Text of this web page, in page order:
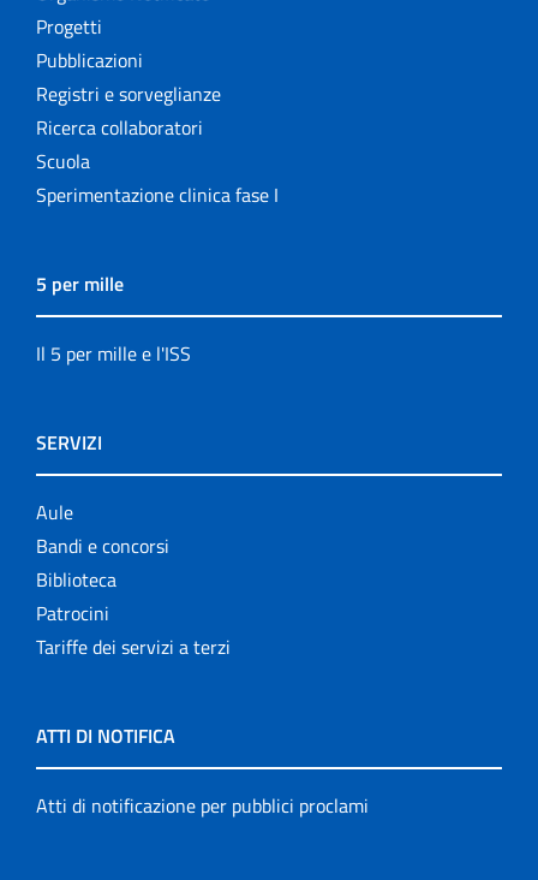
Progetti
Pubblicazioni
Registri e sorveglianze
Ricerca collaboratori
Scuola
Sperimentazione clinica fase I
5 per mille
Il 5 per mille e l'ISS
SERVIZI
Aule
Bandi e concorsi
Biblioteca
Patrocini
Tariffe dei servizi a terzi
ATTI DI NOTIFICA
Atti di notificazione per pubblici proclami